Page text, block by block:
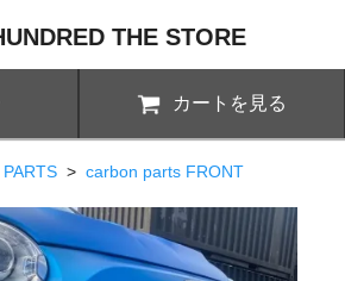
THE STORE
カートを見る
> carbon parts FRONT